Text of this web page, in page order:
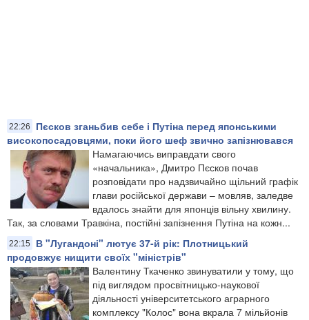
22:26
Пєсков зганьбив себе і Путіна перед японськими
високопосадовцями, поки його шеф звично запізнювався
Намагаючись виправдати свого
«начальника», Дмитро Пєсков почав
розповідати про надзвичайно щільний графік
глави російської держави – мовляв, заледве
вдалось знайти для японців вільну хвилину.
Так, за словами Травкіна, постійні запізнення Путіна на кожн...
22:15
В "Лугандоні" лютує 37-й рік: Плотницький
продовжує нищити своїх "міністрів"
Валентину Ткаченко звинуватили у тому, що
під виглядом просвітницько-наукової
діяльності університетського аграрного
комплексу "Колос" вона вкрала 7 мільйонів